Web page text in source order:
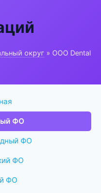
округ » ООО Dental
ФО
ФО
ФО
ФО